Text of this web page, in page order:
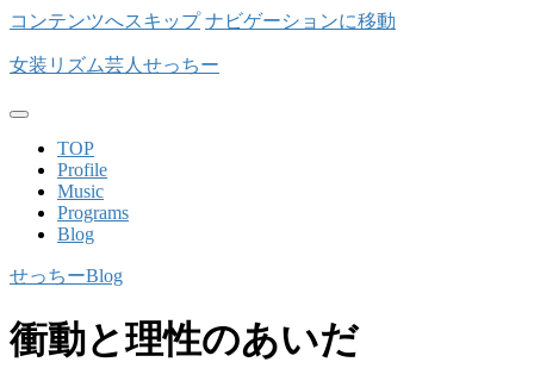
コンテンツへスキップ ナビゲーションに移動
女装リズム芸人せっちー
TOP
Profile
Music
Programs
Blog
せっちーBlog
衝動と理性のあいだ